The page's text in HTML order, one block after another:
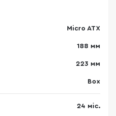
Micro ATX
188 мм
223 мм
Box
24 міс.